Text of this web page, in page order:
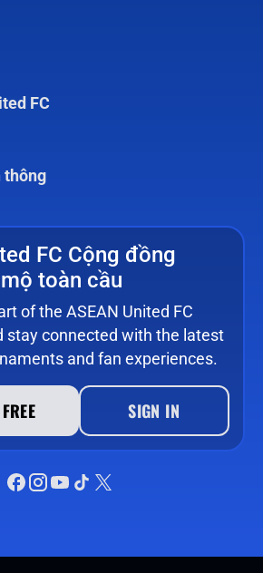
FC
thông
FC Cộng đồng
toàn cầu
of the ASEAN United FC
stay connected with the latest
and fan experiences.
SIGN IN